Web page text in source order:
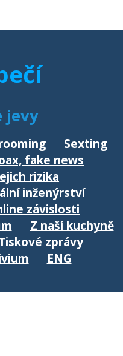
jevy
Sexting
fake news
rizika
inženýrství
závislosti
Z naší kuchyně
zprávy
ENG